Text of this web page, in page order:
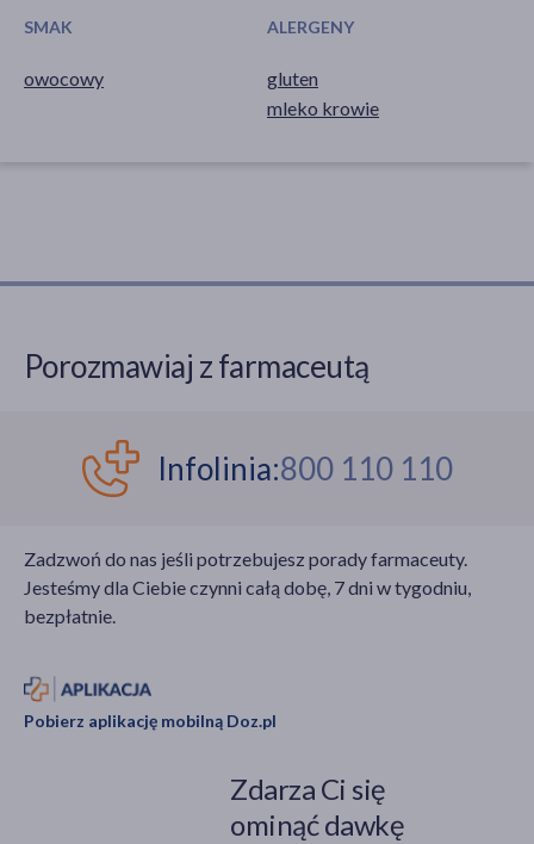
SMAK
owocowy
ALERGENY
gluten
mleko krowie
Porozmawiaj z farmaceutą
Infolinia:800 110 110
Zadzwoń do nas jeśli potrzebujesz porady farmaceuty.
Jesteśmy dla Ciebie czynni całą dobę, 7 dni w tygodniu,
bezpłatnie.
Pobierz aplikację mobilną Doz.pl
Zdarza Ci się
ominąć dawkę